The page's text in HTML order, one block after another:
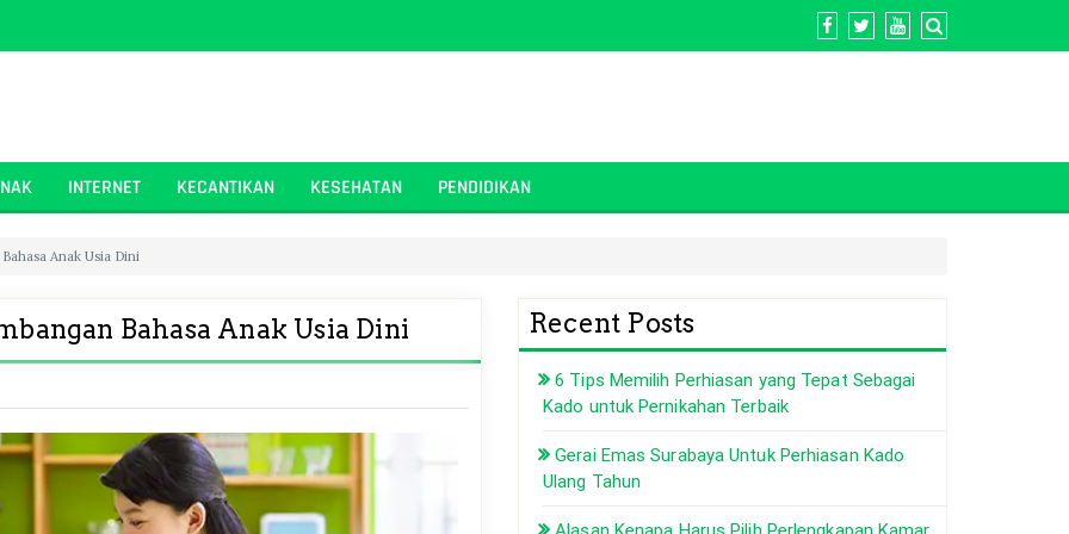
INTERNET KECANTIKAN KESEHATAN PENDIDIKAN
Anak Usia Dini
Bahasa Anak Usia Dini Recent Posts
6 Tips Memilih Perhiasan yang Tepat Sebagai
Kado untuk Pernikahan Terbaik
Gerai Emas Surabaya Untuk Perhiasan Kado
Ulang Tahun